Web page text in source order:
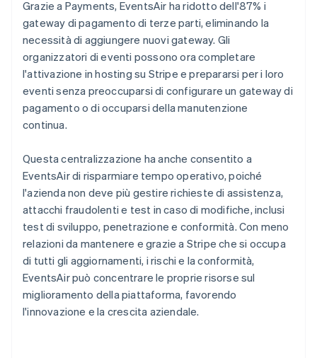
Grazie a Payments, EventsAir ha ridotto dell'87% i
gateway di pagamento di terze parti, eliminando la
necessità di aggiungere nuovi gateway. Gli
organizzatori di eventi possono ora completare
l'attivazione in hosting su Stripe e prepararsi per i loro
eventi senza preoccuparsi di configurare un gateway di
pagamento o di occuparsi della manutenzione
continua.
Questa centralizzazione ha anche consentito a
EventsAir di risparmiare tempo operativo, poiché
l'azienda non deve più gestire richieste di assistenza,
attacchi fraudolenti e test in caso di modifiche, inclusi
test di sviluppo, penetrazione e conformità. Con meno
relazioni da mantenere e grazie a Stripe che si occupa
di tutti gli aggiornamenti, i rischi e la conformità,
EventsAir può concentrare le proprie risorse sul
miglioramento della piattaforma, favorendo
l'innovazione e la crescita aziendale.